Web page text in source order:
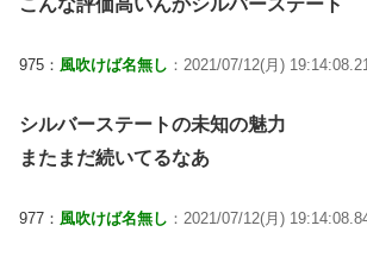
975： 風吹けば名無し ：2021/07/12(月)
シルバーステートの未知の魅力
またまだ続いてるなあ
977： 風吹けば名無し ：2021/07/12(月)